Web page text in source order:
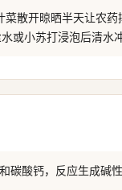
菜散开晾晒半天让农
或小苏打浸泡后清水
碳酸钙，反应生成碱